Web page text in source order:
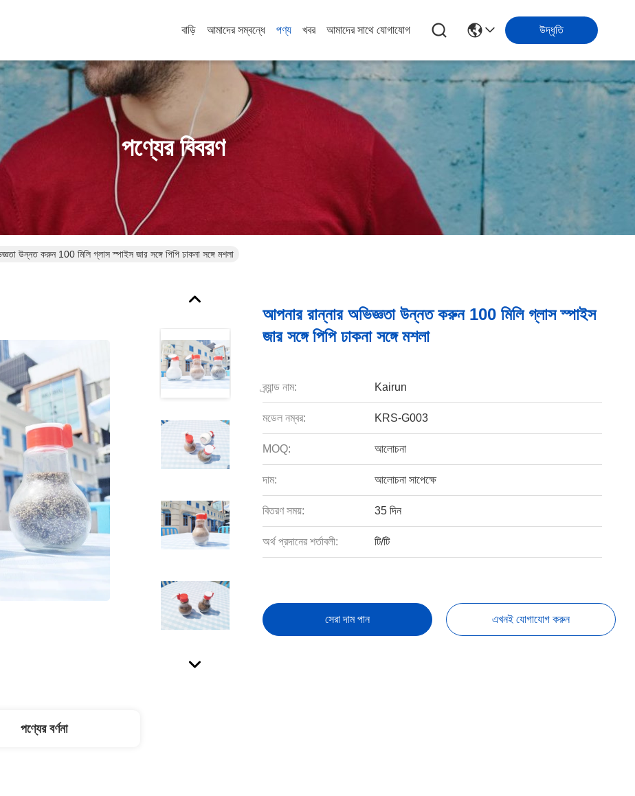
বাড়ি আমাদের সম্বন্ধে পণ্য খবর আমাদের সাথে যোগাযোগ উদ্ধৃতি
পণ্যের বিবরণ
উন্নত করুন 100 মিলি গ্লাস স্পাইস জার সঙ্গে পিপি ঢাকনা সঙ্গে মশলা
আপনার রান্নার অভিজ্ঞতা উন্নত করুন 100 মিলি গ্লাস স্পাইস
জার সঙ্গে পিপি ঢাকনা সঙ্গে মশলা
ব্র্যান্ড নাম: Kairun
মডেল নম্বর: KRS-G003
MOQ: আলোচনা
দাম: আলোচনা সাপেক্ষে
বিতরণ সময়: 35 দিন
অর্থ প্রদানের শর্তাবলী: টি/টি
সেরা দাম পান এখনই যোগাযোগ করুন
পণ্যের বর্ণনা